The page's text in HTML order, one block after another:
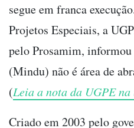
segue em franca
Projetos Especiais, a
pelo Prosamim,
(Mindu) não é área de
(Leia a nota da UGPE
Criado em 2003 pelo